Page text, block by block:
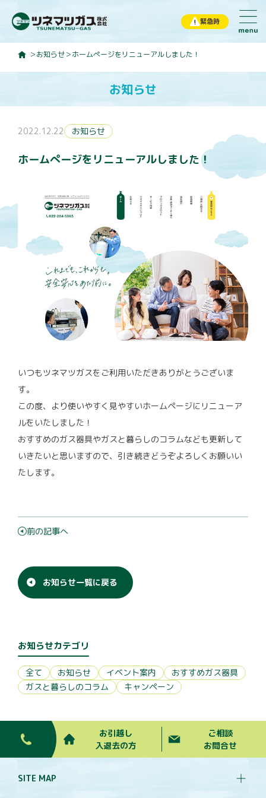
緊急時
ツネマツガスについて
サービス内容
住宅設備工事・設置
住宅リフォーム
即湯サービス
プロパンガスのコト
プロパンガスの安全性
プロパンガスの料金
プロパンガス導入例
企業
会社紹介
ご相談・お問合せ
お知らせ ホームぺージをリニューアルしました！
お知らせ
2022.12.22 お知らせ
ホームぺージをリニューアルしました！
いつもツネマツガスをご利用いただきありがとうございま
す。
この度、より使いやすく見やすいホームページにリニューア
ルをいたしました！
おすすめのガス器具やガスと暮らしのコラムなども更新して
いきたいと思いますので、引き続きどうぞよろしくお願いい
たします。
前の記事へ
お知らせ一覧に戻る
お知らせカテゴリ
全て お知らせ イベント案内
おすすめガス器具
ガスと暮らしのコラム
キャンペーン
お引越し
入退去の方
ご相談
お問合せ
SITE MAP